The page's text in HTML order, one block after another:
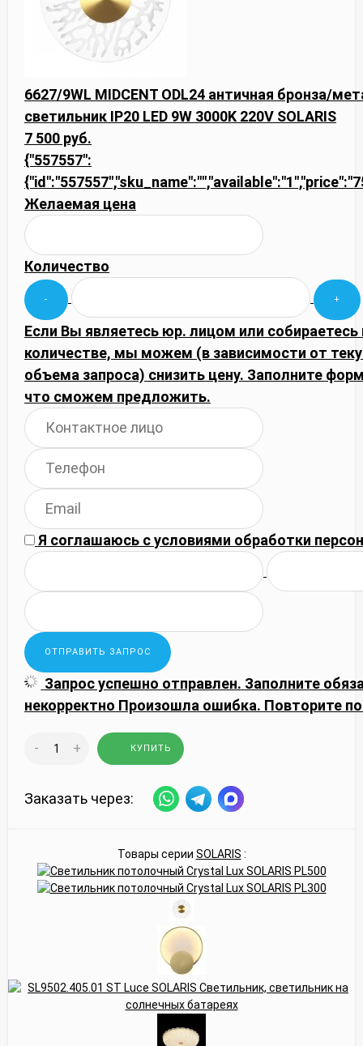
6627/9WL MIDCENT ODL24 античная бронза/
светильник IP20 LED 9W 3000K 220V SOLARIS
7 500 руб.
{"557557":
Желаемая цена
Количество
Если Вы являетесь юр. лицом или
количестве, мы можем (в зависимости от
объема запроса) снизить цену. Заполните
что сможем предложить.
Я соглашаюсь сусловиями обработки
Запрос успешно отправлен. Заполните
некорректно Произошла ошибка. Повторите
- + КУПИТЬ
Заказать через:
Товары серии SOLARIS :